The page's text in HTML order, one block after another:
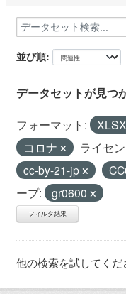
並び順
データセットが見つ
フォーマット: XLSX
コロナ
ライセ
cc-by-21-jp
ープ:
gr0600
フィルタ結果
他の検索を試してくだ